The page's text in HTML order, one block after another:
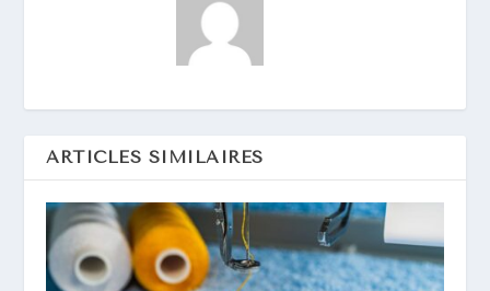
ARTICLES SIMILAIRES